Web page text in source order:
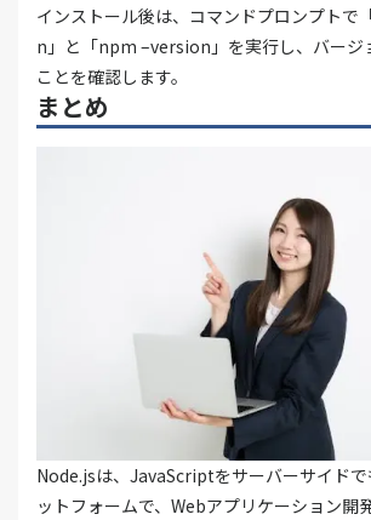
インストール後は、コマンドプロンプトで
n」と「npm –version」を実行し、バージ
ことを確認します。
まとめ
Node.jsは、JavaScriptをサーバーサイドで
ットフォームで、Webアプリケーション開